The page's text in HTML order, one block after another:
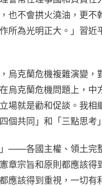
也不會拱火澆油，更不
所為光明正大。」習近
烏克蘭危機複雜演變，
烏克蘭危機問題上，中
場就是勸和促談。我相
個共同」和「三點思考
」——各國主權、領土完
章宗旨和原則都應該得
應該得到重視，一切有